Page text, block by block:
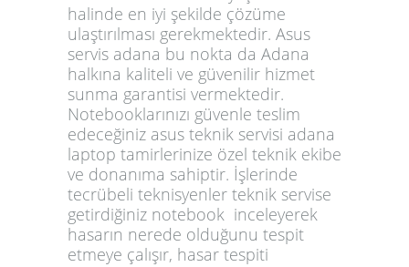
halinde en iyi şekilde çözüme
ulaştırılması gerekmektedir. Asus
servis adana bu nokta da Adana
halkına kaliteli ve güvenilir hizmet
sunma garantisi vermektedir.
Notebooklarınızı güvenle teslim
edeceğiniz asus teknik servisi adana
laptop tamirlerinize özel teknik ekibe
ve donanıma sahiptir. İşlerinde
tecrübeli teknisyenler teknik servise
getirdiğiniz notebook inceleyerek
hasarın nerede olduğunu tespit
etmeye çalışır, hasar tespiti